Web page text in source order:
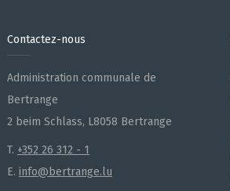
Contactez-nous
Administration communale de
Bertrange
2 beim Schlass, L8058 Bertrange
T. +352 26 312 - 1
E. info@bertrange.lu